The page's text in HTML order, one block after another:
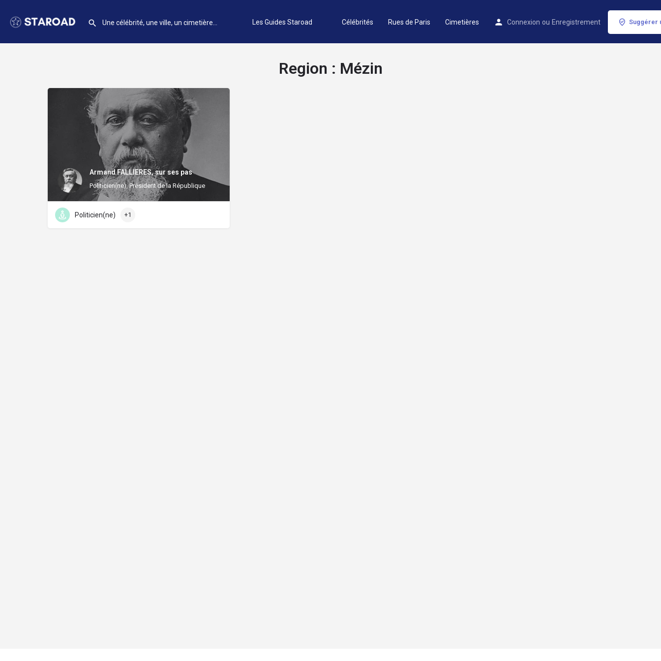
Les Guides Staroad Célébrités Rues de Paris Cimetières Connexion ou Enregistrement Suggérer
Region : Mézin
Armand FALLIERES, sur ses pas
Politicien(ne), Président de la République
Politicien(ne) +1